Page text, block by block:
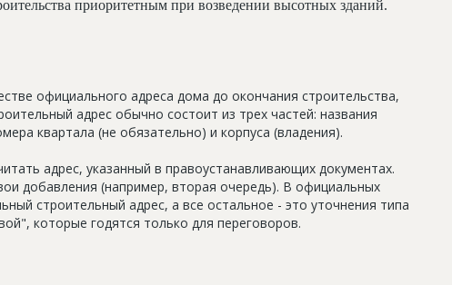
приоритетным при возведении высотных зданий.
официального адреса дома до окончания строительства,
адрес обычно состоит из трех частей: названия
квартала (не обязательно) и корпуса (владения).
адрес, указанный в правоустанавливающих документах.
добавления (например, вторая очередь). В официальных
строительный адрес, а все остальное - это уточнения типа
которые годятся только для переговоров.